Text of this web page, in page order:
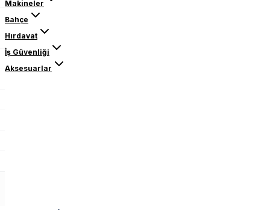
Makineler
Bahçe
Hırdavat
İş Güvenliği
Aksesuarlar